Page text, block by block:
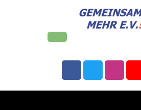
Button